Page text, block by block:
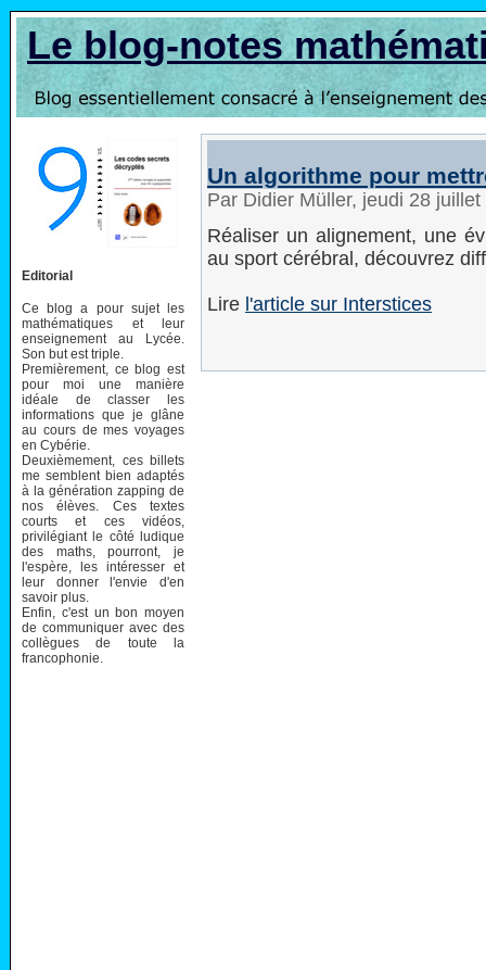
Le blog-notes
Editorial
Ce blog a pour sujet les
mathématiques et leur
enseignement au Lycée.
Son but est triple.
Premièrement, ce blog est
pour moi une manière
idéale de classer les
informations que je glâne
au cours de mes voyages
en Cybérie.
Deuxièmement, ces billets
me semblent bien adaptés
à la génération zapping de
nos élèves. Ces textes
courts et ces vidéos,
privilégiant le côté ludique
des maths, pourront, je
l'espère, les intéresser et
leur donner l'envie d'en
savoir plus.
Enfin, c'est un bon moyen
de communiquer avec des
collègues de toute la
francophonie.
Un algorithme pour
Par Didier Müller, jeudi 28
Réaliser un alignement, une
au sport cérébral, découvrez
Lire l'article sur Interstices